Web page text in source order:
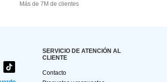
Más de 7M de clientes
SERVICIO DE ATENCIÓN AL
CLIENTE
Contacto